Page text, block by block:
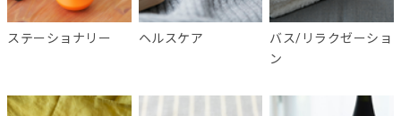
ステーショナリー ヘルスケア
バス/リラクゼーショ
ン